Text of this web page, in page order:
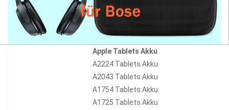
Apple Tablets Akku
A2224 Tablets Akku
A2043 Tablets Akku
A1754 Tablets Akku
A1725 Tablets Akku